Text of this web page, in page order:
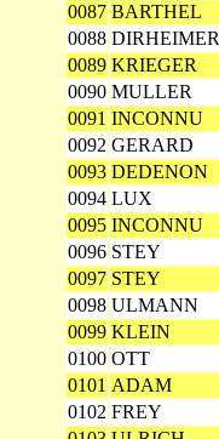
0087 BARTHEL
0088 DIRHEIMER
0089 KRIEGER
0090 MULLER
0091 INCONNU
0092 GERARD
0093 DEDENON
0094 LUX
0095 INCONNU
0096 STEY
0097 STEY
0098 ULMANN
0099 KLEIN
0100 OTT
0101 ADAM
0102 FREY